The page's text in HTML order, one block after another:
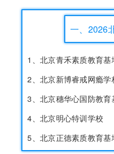
一、2026
1、北京青禾素质教育基
2、北京新博睿戒网瘾学
3、北京穗华心国防教育
4、北京明心特训学校
5、北京正德素质教育基